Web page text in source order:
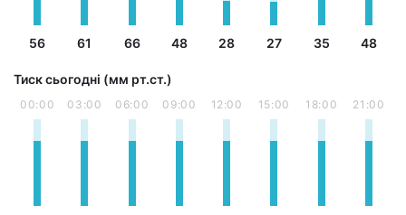
56 61 66 48 28 27 35 48
Тиск сьогодні (мм рт.ст.)
00:00 03:00 06:00 09:00 12:00 15:00 18:00 21:00